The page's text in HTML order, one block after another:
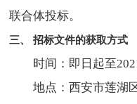
联合体投标。
三、 招标文件的获取方式
时间：即日起至
地点：西安市莲湖